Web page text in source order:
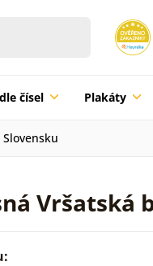
čísel Plakáty
Vršatská